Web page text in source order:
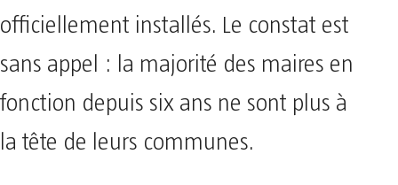
officiellement installés. Le constat est
sans appel : la majorité des maires en
fonction depuis six ans ne sont plus à
la tête de leurs communes.